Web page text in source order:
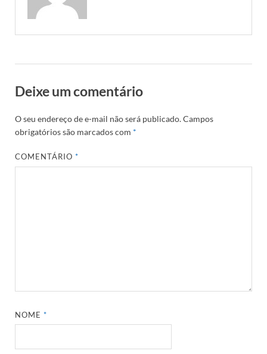
Deixe um comentário
O seu endereço de e-mail não será publicado.Campos
obrigatórios são marcados com *
COMENTÁRIO*
NOME*